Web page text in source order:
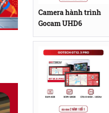
Camera hành trình
Gocam UHD6